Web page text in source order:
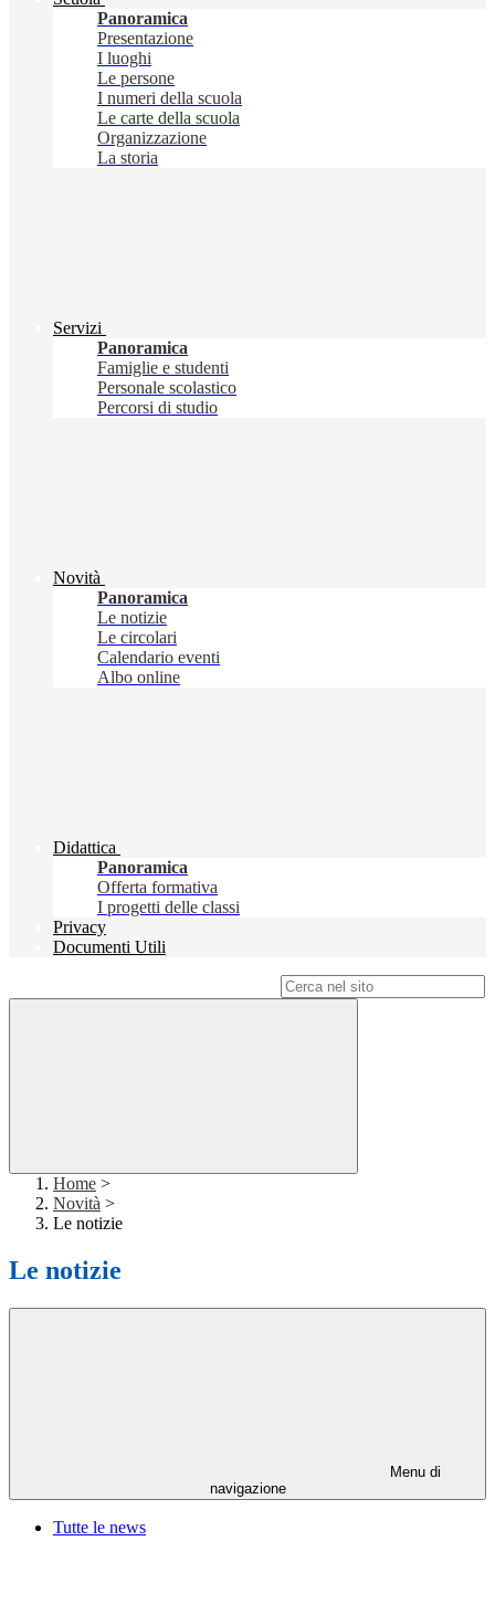
Panoramica
Presentazione
I luoghi
Le persone
I numeri della scuola
Le carte della scuola
Organizzazione
La storia
Servizi
Panoramica
Famiglie e studenti
Personale scolastico
Percorsi di studio
Novità
Panoramica
Le notizie
Le circolari
Calendario eventi
Albo online
Didattica
Panoramica
Offerta formativa
I progetti delle classi
Privacy
Documenti Utili
Home >
Novità >
Le notizie
Le notizie
Menu di
navigazione
Tutte le news